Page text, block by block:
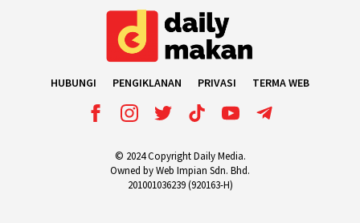
HUBUNGI PENGIKLANAN PRIVASI TERMA WEB
© 2024 Copyright Daily Media.
Owned by Web Impian Sdn. Bhd.
201001036239 (920163-H)